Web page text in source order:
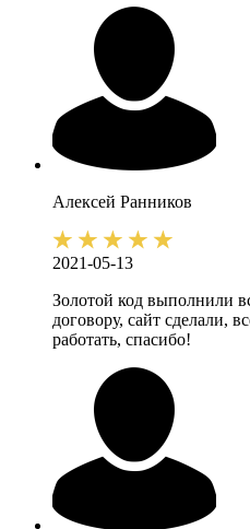
Алексей Ранников
2021-05-13
Золотой код выполнили
договору, сайт сделали,
работать, спасибо!